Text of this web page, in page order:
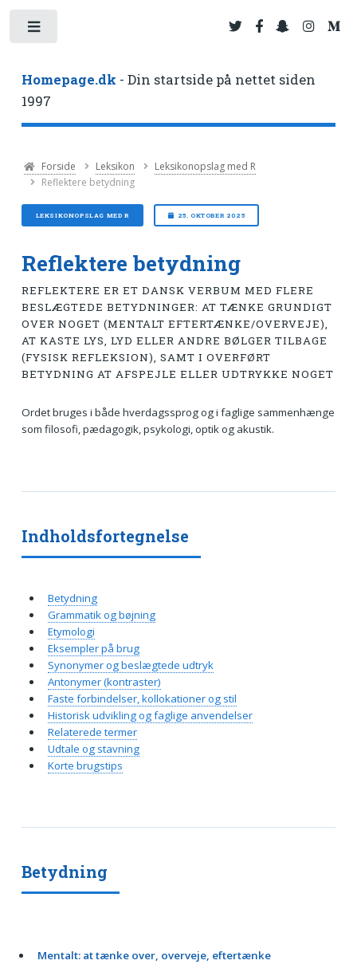
Homepage.dk - Din startside på nettet siden
1997
Forside Leksikon
Leksikonopslag med R
Reflektere betydning
LEKSIKONOPSLAG MED R 25. OKTOBER 2025
Reflektere betydning
REFLEKTERE ER ET DANSK VERBUM MED FLERE
BESLÆGTEDE BETYDNINGER: AT TÆNKE GRUNDIGT
OVER NOGET (MENTALT EFTERTÆNKE/OVERVEJE),
AT KASTE LYS, LYD ELLER ANDRE BØLGER TILBAGE
(FYSISK REFLEKSION), SAMT I OVERFØRT
BETYDNING AT AFSPEJLE ELLER UDTRYKKE NOGET
Ordet bruges i både hverdagssprog og i faglige sammenhænge
som filosofi, pædagogik, psykologi, optik og akustik.
Betydning
Mentalt: at tænke over, overveje, eftertænke
Indholdsfortegnelse
Betydning
Grammatik og bøjning
Etymologi
Eksempler på brug
Synonymer og beslægtede udtryk
Antonymer (kontraster)
Faste forbindelser, kollokationer og stil
Historisk udvikling og faglige anvendelser
Relaterede termer
Udtale og stavning
Korte brugstips